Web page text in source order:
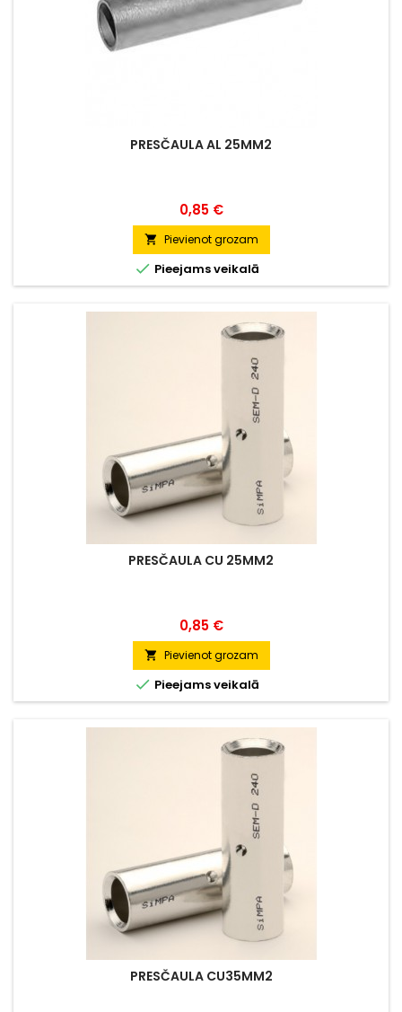
PRESČAULA AL 25MM2
Cena
0,85 €
 Pievienot grozam
 Pieejams veikalā
PRESČAULA CU 25MM2
Cena
0,85 €
 Pievienot grozam
 Pieejams veikalā
PRESČAULA CU35MM2